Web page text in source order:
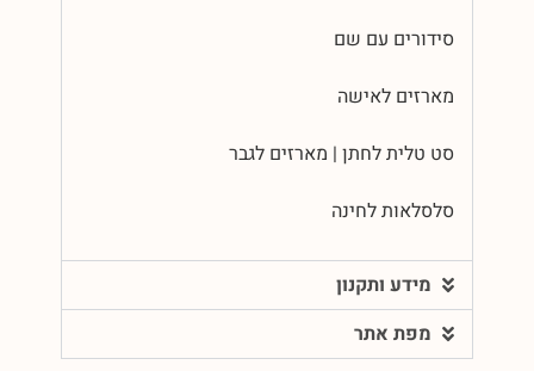
סידורים עם שם
מארזים לאישה
סט טלית לחתן | מארזים לגבר
סלסלאות לחינה
מידע ותקנון
מפת אתר